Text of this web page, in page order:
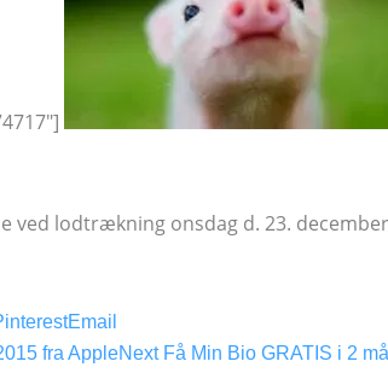
ved lodtrækning onsdag d. 23.
Email
fra AppleNextFå Min Bio GRATIS i 2